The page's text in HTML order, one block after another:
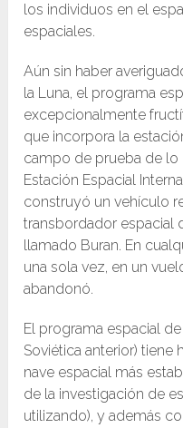
los individuos en el
espaciales.
Aún sin haber
la Luna, el programa
excepcionalmente
que incorpora la
campo de prueba de lo
Estación Espacial
construyó un vehículo
transbordador espacial
llamado Buran. En
una sola vez, en un
abandonó.
El programa espacial
Soviética anterior) tiene
nave espacial más
de la investigación de
utilizando), y además